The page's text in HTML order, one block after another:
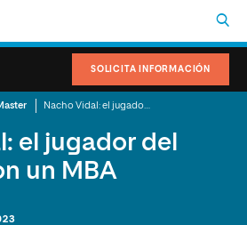
SOLICITA INFORMACIÓN
el jugador del
un MBA